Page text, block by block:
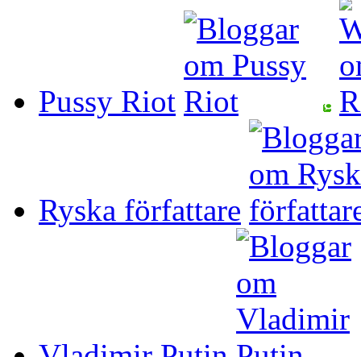
Pussy Riot
Ryska författare